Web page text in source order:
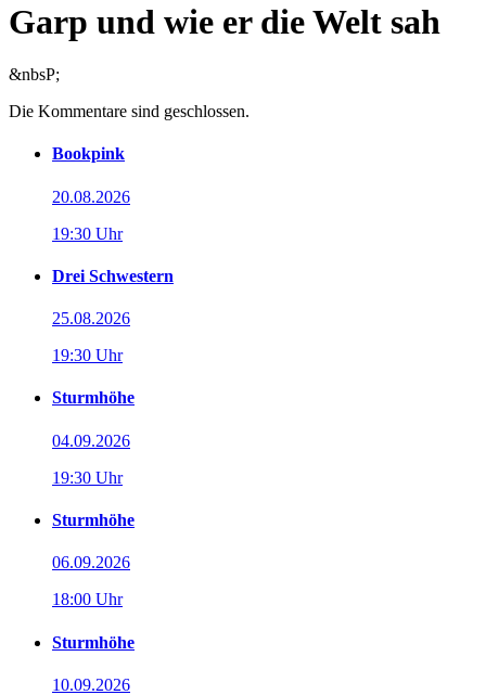
Garp und wie er die Welt sah
&nbsP;
Die Kommentare sind geschlossen.
Bookpink
20.08.2026
19:30 Uhr
Drei Schwestern
25.08.2026
19:30 Uhr
Sturmhöhe
04.09.2026
19:30 Uhr
Sturmhöhe
06.09.2026
18:00 Uhr
Sturmhöhe
10.09.2026